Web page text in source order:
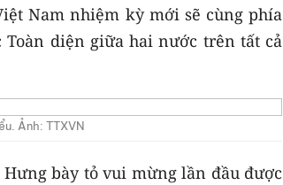
Nam nhiệm kỳ mới sẽ cùng phía
diện giữa hai nước trên tất cả
Ảnh: TTXVN
bày tỏ vui mừng lần đầu được